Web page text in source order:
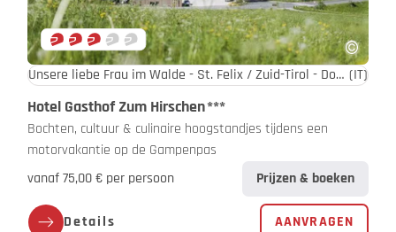
Unsere liebe Frau im Walde - St. Felix / Zuid-Tirol - Dolomieten (IT)
Hotel Gasthof Zum Hirschen***
Bochten, cultuur & culinaire hoogstandjes tijdens een
motorvakantie op de Gampenpas
vanaf 75,00 € per persoon
Prijzen & boeken
Details AANVRAGEN